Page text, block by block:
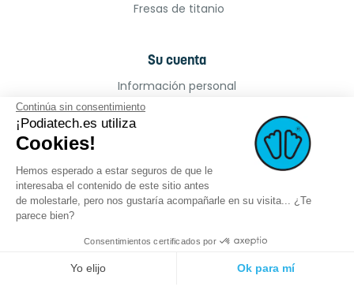
Fresas de titanio
Su cuenta
Información personal
Facturas por abono
Mis alertas
creation.com
Continúa sin consentimiento
¡Podiatech.es utiliza
Cookies!
Hemos esperado a estar seguros de que le
interesaba el contenido de este sitio antes
de molestarle, pero nos gustaría acompañarle en su visita... ¿Te
parece bien?
Consentimientos certificados por
Yo elijo Ok para mí